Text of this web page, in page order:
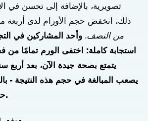
تصويرية، بالإضافة إلى تحسن في
ذلك، انخفض حجم الأورام لدى أربعة
من النصف. وأحد المشاركين في
استجابة كاملة: اختفى الورم تمامًا من
يتمتع بصحة جيدة الآن، بعد
يصعب المبالغة في حجم هذه النتيجة -
حتى الآن قاتلاً عالميًا.